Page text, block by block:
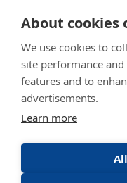
About cookies
We use cookies to
site performance
features and to
advertisements.
Learn more